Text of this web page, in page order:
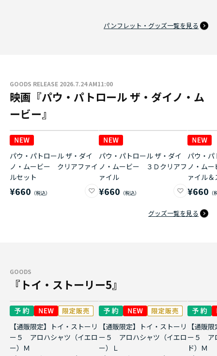
パンフレット・グッズ一覧を見る
GOODS RELEASE 2026.7.24 AM11:00
映画『パウ・パトロール ザ・ダイノ・ム
ービー』
パウ・パトロール ザ・ダイ
ノ・ムービー クリアファイ
ルセット
¥660
パウ・パトロール ザ・ダイ
ノ・ムービー ３Ｄクリアフ
ァイル
¥660
パウ・パ
ノ・ム
ァイル
¥660
グッズ一覧を見る
GOODS
『トイ・ストーリー5』
【通販限定】トイ・ストーリ
ー５ アロハシャツ（イエロ
ー）Ｍ
【通販限定】トイ・ストーリ
ー５ アロハシャツ（イエロ
ー）Ｌ
【通販
ー５ ア
ド）Ｍ